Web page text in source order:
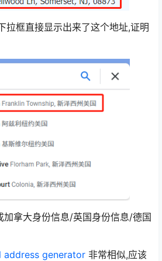
拉框直接显示出来了这个地址,证明
加拿大身份信息/英国身份信息/德国
address generator 非常相似,应该